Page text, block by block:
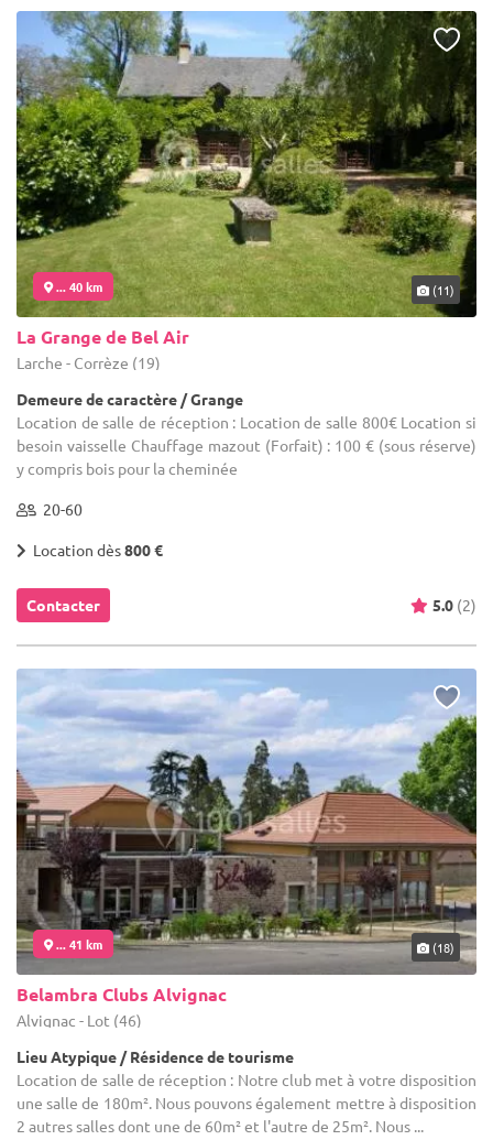
... 40 km (11)
La Grange de Bel Air
Larche - Corrèze (19)
Demeure de caractère / Grange
Location de salle de réception : Location de salle 800€ Location si
besoin vaisselle Chauffage mazout (Forfait) : 100 € (sous réserve)
y compris bois pour la cheminée
20-60
Location dès800 €
Contacter 5.0 (2)
... 41 km (18)
Belambra Clubs Alvignac
Alvignac - Lot (46)
Lieu Atypique / Résidence de tourisme
Location de salle de réception : Notre club met à votre disposition
une salle de 180m². Nous pouvons également mettre à disposition
2 autres salles dont une de 60m² et l'autre de 25m². Nous ...